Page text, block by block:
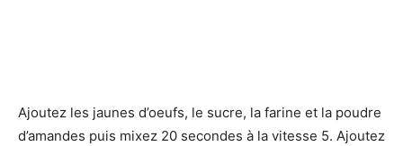
Ajoutez les jaunes d’oeufs, le sucre, la farine et la poudre
d’amandes puis mixez 20 secondes à la vitesse 5. Ajoutez